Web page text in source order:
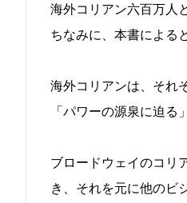
海外コリアン六百万人
ちなみに、本書による
海外コリアンは、それ
「パワーの源泉に迫
ブロードウェイのコリ
き、それを元に他のビ